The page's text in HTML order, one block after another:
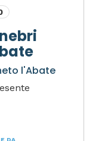
l'Abate
DA